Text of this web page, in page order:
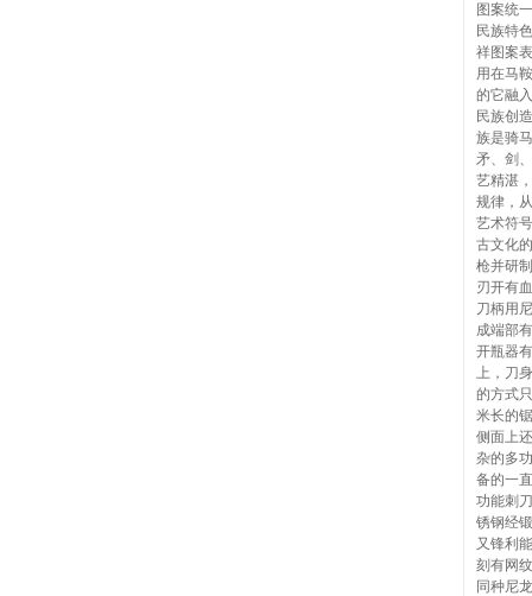
图案统
民族特
祥图案
用在马
的它融
民族创
族是骑
矛、剑
艺精湛
规律，
艺术符
古文化
枪并研
刃开有
刀柄用
成端部
开瓶器
上，刀
的方式
米长的
侧面上
杂的多
备的一
功能刺
锈钢经
又锋利
刻有网
同种尼